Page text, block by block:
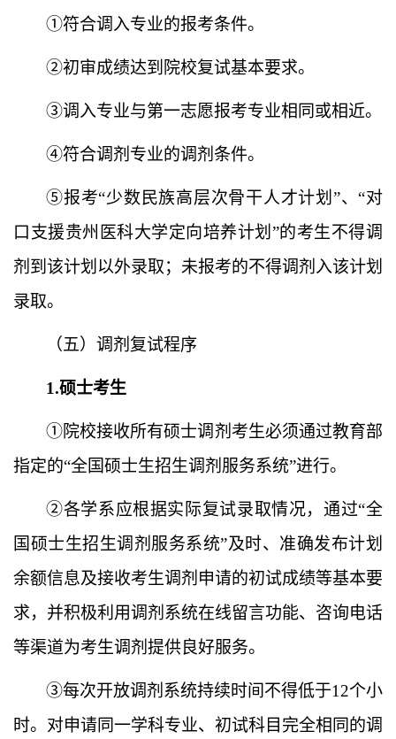
①符合调入专业的报考条件。
②初审成绩达到院校复试基本要求。
③调入专业与第一志愿报考专业相同或相近。
④符合调剂专业的调剂条件。
⑤报考“少数民族高层次骨干人才计划”、“对
口支援贵州医科大学定向培养计划 ”的考生不得调
剂到该计划以外录取；未报考的不得调剂入该计划
录取。
（五）调剂复试程序
1.硕士考生
①院校接收所有硕士调剂考生必须通过教育部
指定的“全国硕士生招生调剂服务系统”进行。
②各学系应根据实际复试录取情况，通过“全
国硕士生招生调剂服务系统”及时、准确发布计划
余额信息及接收考生调剂申请的初试成绩等基本要
求，并积极利用调剂系统在线留言功能、咨询电话
等渠道为考生调剂提供良好服务。
③每次开放调剂系统持续时间不得低于12个小
时。对申请同一学科专业、初试科目完全相同的调